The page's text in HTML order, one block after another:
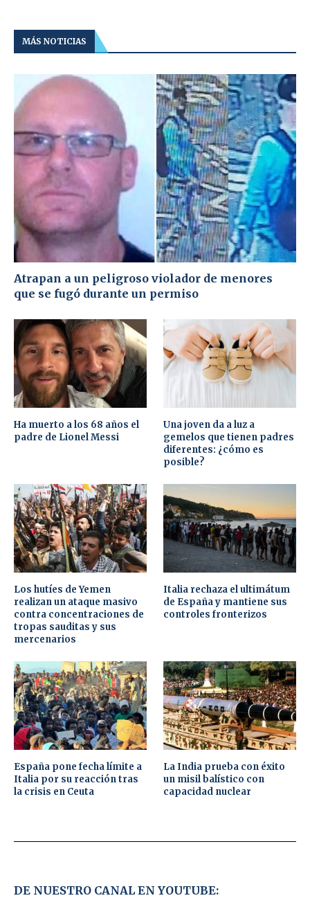
MÁS NOTICIAS
Atrapan a un peligroso violador de menores
que se fugó durante un permiso
Ha muerto a los 68 años el
padre de Lionel Messi
Una joven da a luz a
gemelos que tienen padres
diferentes: ¿cómo es
posible?
Los hutíes de Yemen
realizan un ataque masivo
contra concentraciones de
tropas sauditas y sus
mercenarios
Italia rechaza el ultimátum
de España y mantiene sus
controles fronterizos
España pone fecha límite a
Italia por su reacción tras
la crisis en Ceuta
La India prueba con éxito
un misil balístico con
capacidad nuclear
DE NUESTRO CANAL EN YOUTUBE: